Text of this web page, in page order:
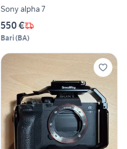
Sony alpha 7
550 €
Bari(BA)